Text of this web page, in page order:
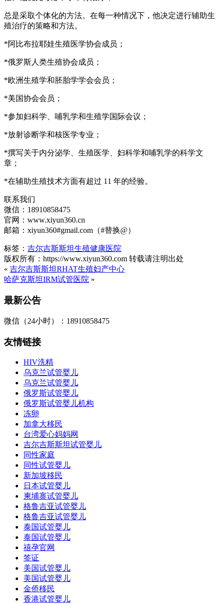
总是采取个体化的方法。在每一种情况下，他决定进行辅助生
殖治疗的策略和方法。
*阿比布拉耶娃生殖医学协会成员；
*俄罗斯人类生殖协会成员；
*欧洲生殖学和胚胎学学会会员；
*美国协会会员；
*参加妇科学、哺乳学和生殖学国际会议；
*放射诊断学和核医学专业；
*撰写关于内分泌学、生殖医学、妇科学和哺乳学的科学文
章；
*在辅助生殖技术方面有超过 11 年的经验。
联系我们
微信：18910858475
官网：www.xiyun360.cn
邮箱：xiyun360#gmail.com（#替换@）
标签： 吉尔吉斯斯坦生殖健康医院
版权所有：https://www.xiyun360.com 转载请注明出处
« 吉尔吉斯斯坦RHAT生殖妇产中心
哈萨克斯坦IRM试管医院 »
最新公告
微信（24小时）：18910858475
友情链接
HIV洗精
乌克兰试管婴儿
乌克兰试管婴儿
俄罗斯试管婴儿
俄罗斯试管婴儿机构
冻卵
加拿大移民
台湾爱心妈妈网
吉尔吉斯斯坦试管婴儿
同性家庭
同性试管婴儿
新加坡移民
日本试管婴儿
柬埔寨试管婴儿
格鲁吉亚试管婴儿
格鲁吉亚试管婴儿
泰国试管婴儿
泰国试管婴儿
禧孕官网
签证
美国试管婴儿
美国试管婴儿
金侨移民
香港试管婴儿